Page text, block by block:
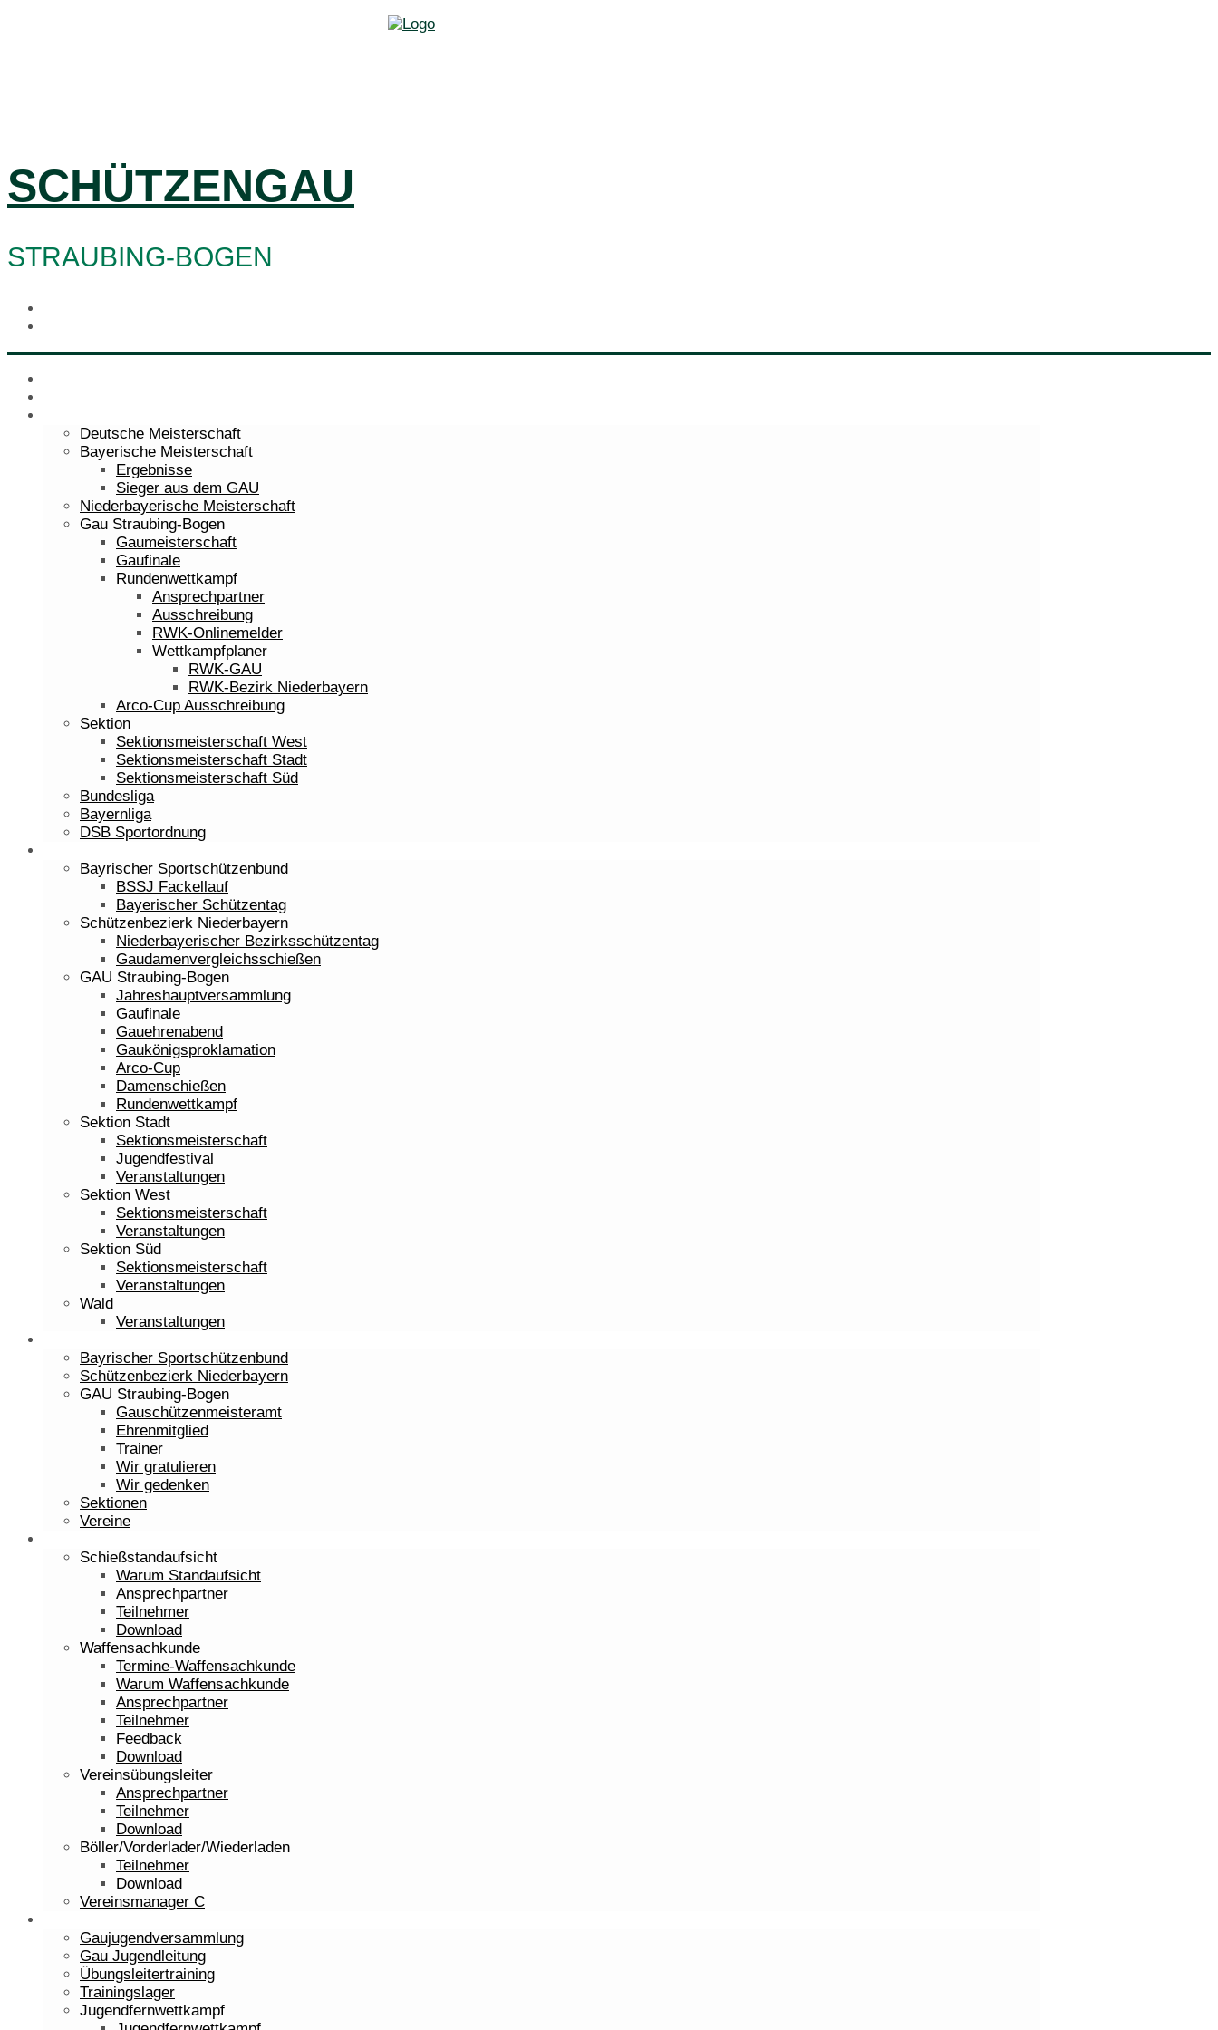
SCHÜTZENGAU
STRAUBING-BOGEN
Deutsche Meisterschaft
Bayerische Meisterschaft
Ergebnisse
Sieger aus dem GAU
Niederbayerische Meisterschaft
Gau Straubing-Bogen
Gaumeisterschaft
Gaufinale
Rundenwettkampf
Ansprechpartner
Ausschreibung
RWK-Onlinemelder
Wettkampfplaner
RWK-GAU
RWK-Bezirk Niederbayern
Arco-Cup Ausschreibung
Sektion
Sektionsmeisterschaft West
Sektionsmeisterschaft Stadt
Sektionsmeisterschaft Süd
Bundesliga
Bayernliga
DSB Sportordnung
Bayrischer Sportschützenbund
BSSJ Fackellauf
Bayerischer Schützentag
Schützenbezierk Niederbayern
Niederbayerischer Bezirksschützentag
Gaudamenvergleichsschießen
GAU Straubing-Bogen
Jahreshauptversammlung
Gaufinale
Gauehrenabend
Gaukönigsproklamation
Arco-Cup
Damenschießen
Rundenwettkampf
Sektion Stadt
Sektionsmeisterschaft
Jugendfestival
Veranstaltungen
Sektion West
Sektionsmeisterschaft
Veranstaltungen
Sektion Süd
Sektionsmeisterschaft
Veranstaltungen
Wald
Veranstaltungen
Bayrischer Sportschützenbund
Schützenbezierk Niederbayern
GAU Straubing-Bogen
Gauschützenmeisteramt
Ehrenmitglied
Trainer
Wir gratulieren
Wir gedenken
Sektionen
Vereine
Schießstandaufsicht
Warum Standaufsicht
Ansprechpartner
Teilnehmer
Download
Waffensachkunde
Termine-Waffensachkunde
Warum Waffensachkunde
Ansprechpartner
Teilnehmer
Feedback
Download
Vereinsübungsleiter
Ansprechpartner
Teilnehmer
Download
Böller/Vorderlader/Wiederladen
Teilnehmer
Download
Vereinsmanager C
Gaujugendversammlung
Gau Jugendleitung
Übungsleitertraining
Trainingslager
Jugendfernwettkampf